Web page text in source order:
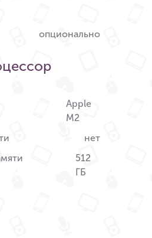
опционально
Apple
M2
нет
512
ГБ